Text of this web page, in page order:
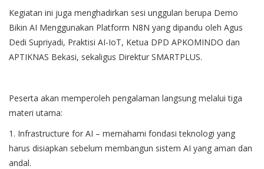
Kegiatan ini juga menghadirkan sesi unggulan berupa Demo
Bikin AI Menggunakan Platform N8N yang dipandu oleh Agus
Dedi Supriyadi, Praktisi AI-IoT, Ketua DPD APKOMINDO dan
APTIKNAS Bekasi, sekaligus Direktur SMARTPLUS.
Peserta akan memperoleh pengalaman langsung melalui tiga
materi utama:
1. Infrastructure for AI – memahami fondasi teknologi yang
harus disiapkan sebelum membangun sistem AI yang aman dan
andal.